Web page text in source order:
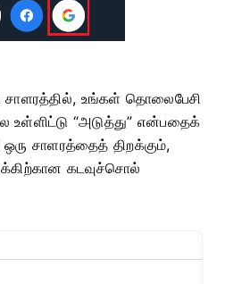
சாளரத்தில், உங்கள் தொலைபேசி
“அடுத்து” என்பதைக்
சாளரத்தைத் திறக்கும்,
கடவுச்சொல்